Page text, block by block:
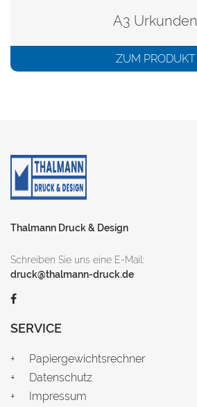
A3 Urkunden
ZUM PRODUKT
Thalmann Druck & Design
Schreiben Sie uns eine E-Mail:
druck@thalmann-druck.de
SERVICE
Papiergewichtsrechner
Datenschutz
Impressum